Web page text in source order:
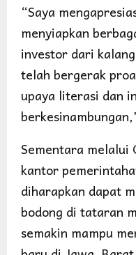
“Saya
menyiapkan
investor dari
telah bergerak
upaya literasi dan
Sementara melalui
kantor
diharapkan dapat
bodong di tataran
semakin mampu